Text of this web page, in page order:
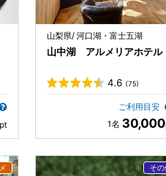
山梨県/ 河口湖・富士五湖
山中湖 アルメリアホテル
4.6 (75)
ご利用目安
30,000